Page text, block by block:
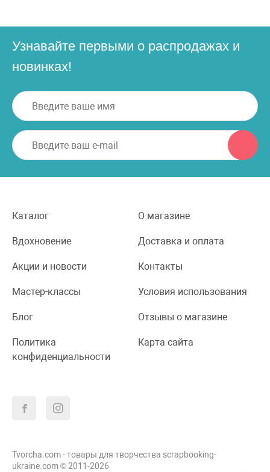
Узнавайте первыми о распродажах и
новинках!
Каталог О магазине
Вдохновение Доставка и оплата
Акции и новости Контакты
Мастер-классы Условия использования
Блог Отзывы о магазине
Политика
конфиденциальности
Карта сайта
Tvorcha.com - товары для творчества scrapbooking-
ukraine.com © 2011-2026